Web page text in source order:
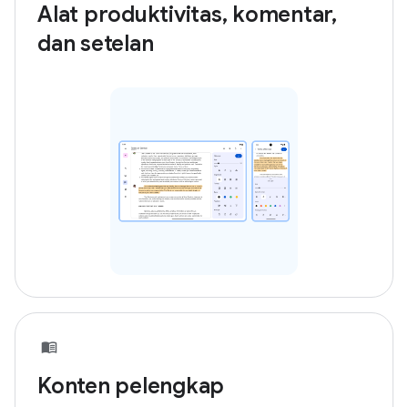
Alat produktivitas, komentar,
dan setelan
Konten pelengkap